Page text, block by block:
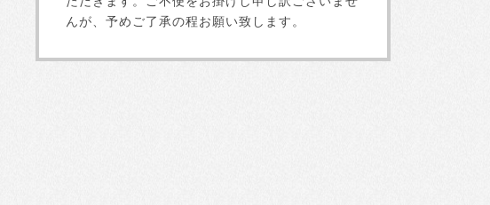
んが、予めご了承の程お願い致します。